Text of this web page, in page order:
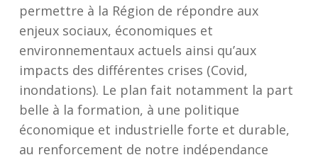
permettre à la Région de répondre aux
enjeux sociaux, économiques et
environnementaux actuels ainsi qu’aux
impacts des différentes crises (Covid,
inondations). Le plan fait notamment la part
belle à la formation, à une politique
économique et industrielle forte et durable,
au renforcement de notre indépendance